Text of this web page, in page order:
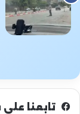
تابعنا